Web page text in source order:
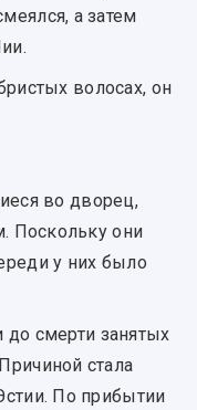
а затем
волосах, он
во дворец,
Поскольку они
у них было
смерти занятых
стала
По прибытии